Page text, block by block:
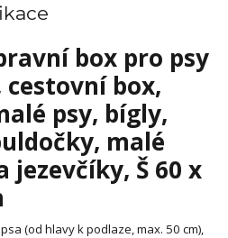
box pro psy
cestovní box,
psy, bígly,
malé
Š 60 x
(od hlavy k podlaze, max. 50 cm),